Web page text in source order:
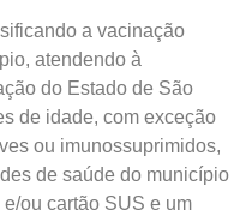
a vacinação
atendendo à
do Estado de São
de idade, com exceção
ou imunossuprimidos,
de saúde do município
ou cartão SUS e um